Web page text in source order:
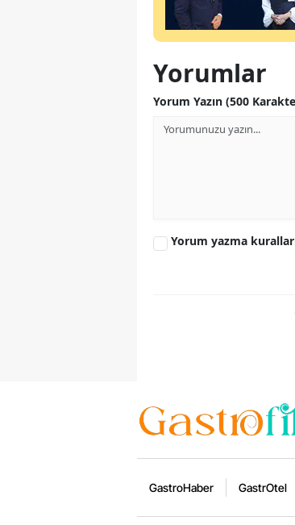
Yorumlar
Yorum Yazın (500
Yorum yazma
GastroHaber GastrOtel